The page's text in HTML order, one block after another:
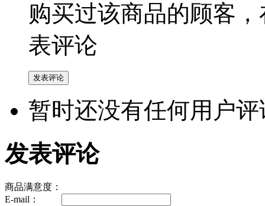
购买过该商品的顾客
表评论
暂时还没有任何用户评
发表评论
商品满意度：
E-mail：